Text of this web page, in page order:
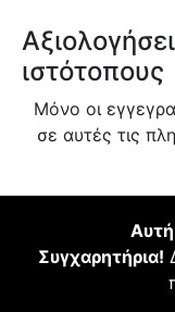
ιστότοπους
Μόνο οι
σε αυτές τις
Αυτή
Συγχαρητήρια!